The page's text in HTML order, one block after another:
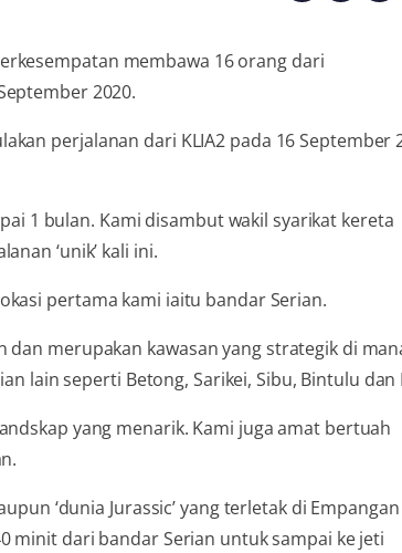
membawa 16 orang dari
2020.
perjalanan dari KLIA2 pada 16 September
1 bulan. Kami disambut wakil syarikat kereta
‘unik’ kali ini.
pertama kami iaitu bandar Serian.
merupakan kawasan yang strategik di
lain seperti Betong, Sarikei, Sibu, Bintulu dan
yang menarik. Kami juga amat bertuah
‘dunia Jurassic’ yang terletak di Empangan
minit dari bandar Serian untuk sampai ke jeti